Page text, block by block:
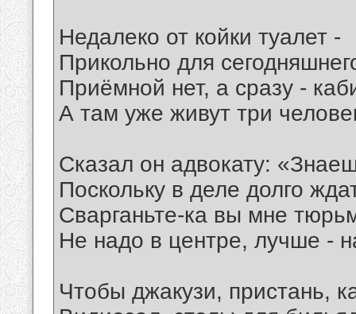
Недалеко от койки туалет -
Прикольно для
Приёмной нет, а сразу -
А там уже живут три
Сказал он адвокату:
Поскольку в деле долго
Сварганьте-ка вы мне
Не надо в центре, лучше -
Чтобы джакузи, пристань,